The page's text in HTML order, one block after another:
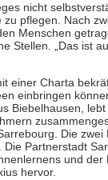
nicht
pflegen. Nach
Menschen
Stellen. „Das ist
einer Charta
einbringen
Biebelhausen,
Die
Partnerstadt
und
hervor.